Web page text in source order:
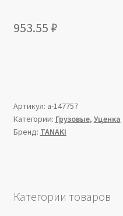
953.55 ₽
Артикул: a-147757
Категории: Грузовые, Уценка
Бренд: TANAKI
Категории товаров